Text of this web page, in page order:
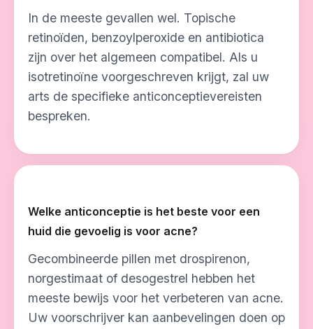
In de meeste gevallen wel. Topische
retinoïden, benzoylperoxide en antibiotica
zijn over het algemeen compatibel. Als u
isotretinoïne voorgeschreven krijgt, zal uw
arts de specifieke anticonceptievereisten
bespreken.
Welke anticonceptie is het beste voor een
huid die gevoelig is voor acne?
Gecombineerde pillen met drospirenon,
norgestimaat of desogestrel hebben het
meeste bewijs voor het verbeteren van acne.
Uw voorschrijver kan aanbevelingen doen op